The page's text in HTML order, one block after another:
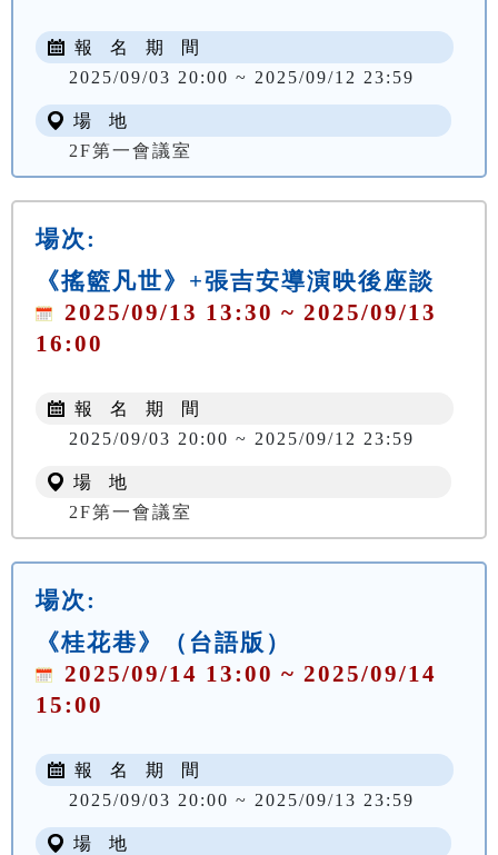
報 名 期 間
2025/09/03 20:00 ~ 2025/09/12 23:59
場 地
2F第一會議室
場次:
《搖籃凡世》+張吉安導演映後座談
2025/09/13 13:30 ~ 2025/09/13
16:00
報 名 期 間
2025/09/03 20:00 ~ 2025/09/12 23:59
場 地
2F第一會議室
場次:
《桂花巷》（台語版）
2025/09/14 13:00 ~ 2025/09/14
15:00
報 名 期 間
2025/09/03 20:00 ~ 2025/09/13 23:59
場 地